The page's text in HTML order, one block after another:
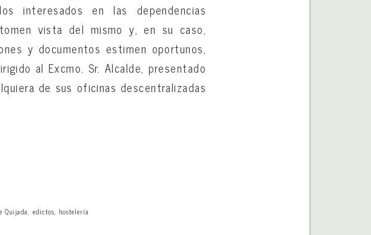
interesados en las dependencias
vista del mismo y, en su caso,
y documentos estimen oportunos,
al Excmo. Sr. Alcalde, presentado
de sus oficinas descentralizadas
Quijada, edictos, hostelería